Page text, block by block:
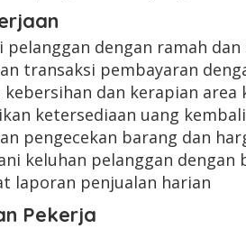
pelanggan dengan ramah dan
transaksi pembayaran
kebersihan dan kerapian area
ketersediaan uang
pengecekan barang dan
keluhan pelanggan dengan
laporan penjualan harian
Pekerja